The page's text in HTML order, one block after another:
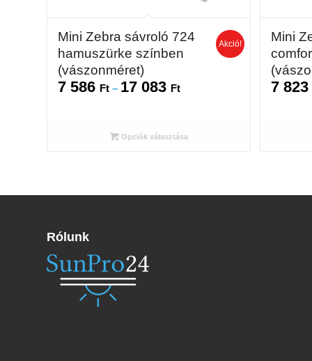
Mini Zebra sávroló 724
hamuszürke színben
(vászonméret)
7 586 Ft – 17 083 FtÁrtartomány:
-
Akció!
Opciók választása
Mini
7 823
Rólunk